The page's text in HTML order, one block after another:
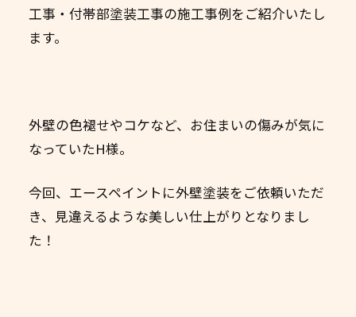
工事・付帯部塗装工事の施工事例をご紹介いたし
ます。
外壁の色褪せやコケなど、お住まいの傷みが気に
なっていたH様。
今回、エースペイントに外壁塗装をご依頼いただ
き、見違えるような美しい仕上がりとなりまし
た！